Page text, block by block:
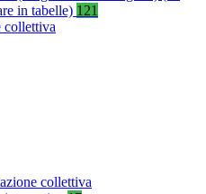
in tabelle) 121
collettiva
collettiva